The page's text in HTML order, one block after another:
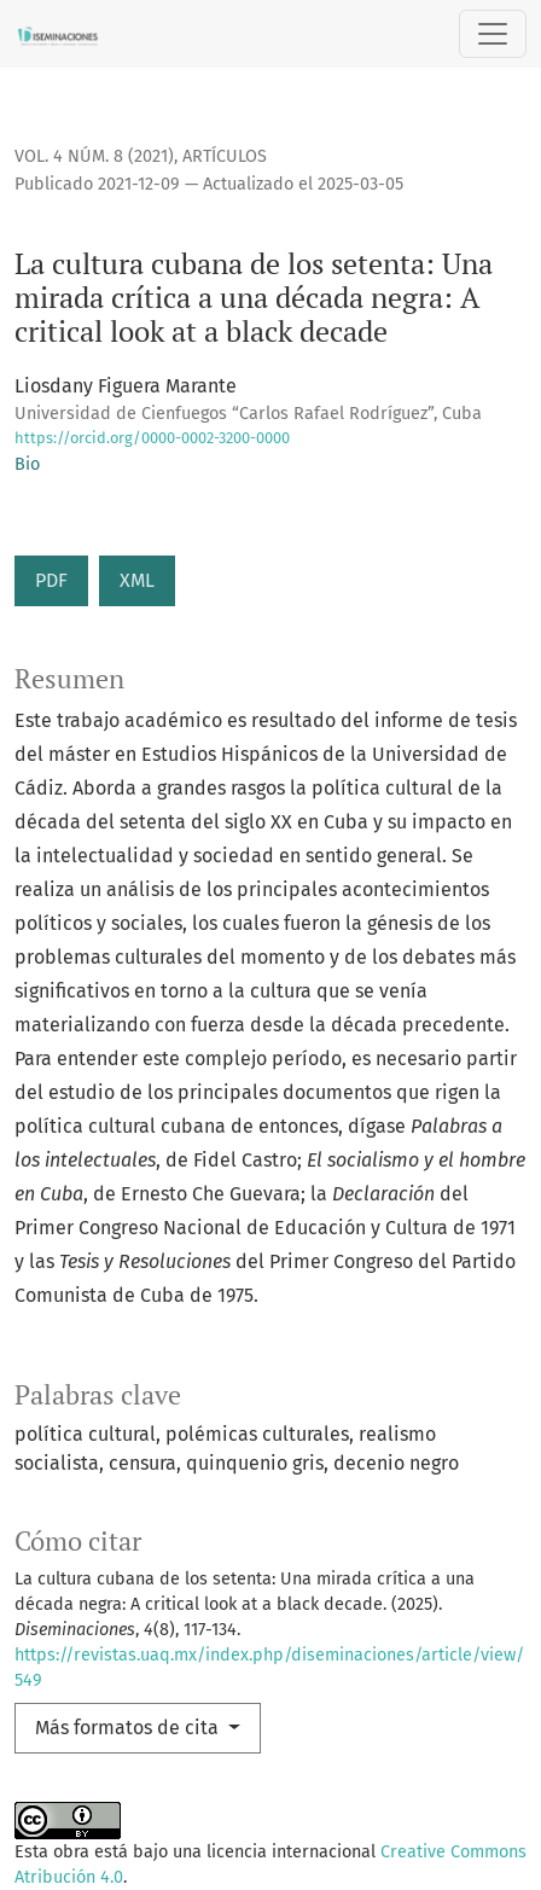
La cultura cubana de los setenta: Una mirada crítica a
VOL. 4 NÚM. 8 (2021), ARTÍCULOS
La cultura cubana de los setenta: Una
mirada crítica a una década negra: A
critical look at a black decade
Publicado 2021-12-09 — Actualizado el 2025-03-05
Liosdany Figuera Marante
Universidad de Cienfuegos “Carlos Rafael Rodríguez”, Cuba
https://orcid.org/0000-0002-3200-0000
Bio
PDF XML
Palabras clave
política cultural polémicas culturales realismo
socialista censura quinquenio gris decenio negro
Cómo citar
La cultura cubana de los setenta: Una mirada crítica a una
década negra: A critical look at a black decade. (2025).
Diseminaciones, 4(8), 117-134.
https://revistas.uaq.mx/index.php/diseminaciones/article/view/
549
Más formatos de cita
Resumen
Este trabajo académico es resultado del informe de tesis
del máster en Estudios Hispánicos de la Universidad de
Cádiz. Aborda a grandes rasgos la política cultural de la
década del setenta del siglo XX en Cuba y su impacto en
la intelectualidad y sociedad en sentido general. Se
realiza un análisis de los principales acontecimientos
políticos y sociales, los cuales fueron la génesis de los
problemas culturales del momento y de los debates más
significativos en torno a la cultura que se venía
materializando con fuerza desde la década precedente.
Para entender este complejo período, es necesario partir
del estudio de los principales documentos que rigen la
política cultural cubana de entonces, dígase Palabras a
los intelectuales, de Fidel Castro; El socialismo y el hombre
en Cuba, de Ernesto Che Guevara; la Declaración del
Primer Congreso Nacional de Educación y Cultura de 1971
y las Tesis y Resoluciones del Primer Congreso del Partido
Comunista de Cuba de 1975.
Esta obra está bajo una licencia internacional Creative Commons
Atribución 4.0.